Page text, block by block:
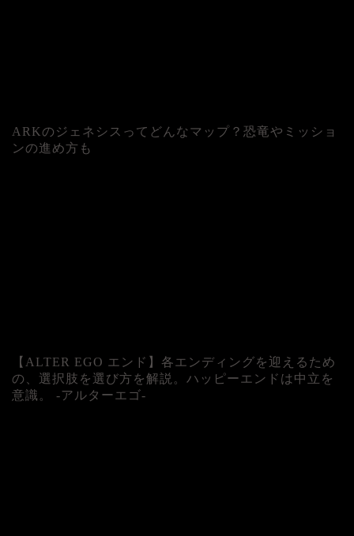
ARKのジェネシスってどんなマップ？恐竜やミッショ
ンの進め方も
【ALTER EGO エンド】各エンディングを迎えるため
の、選択肢を選び方を解説。ハッピーエンドは中立を
意識。 -アルターエゴ-